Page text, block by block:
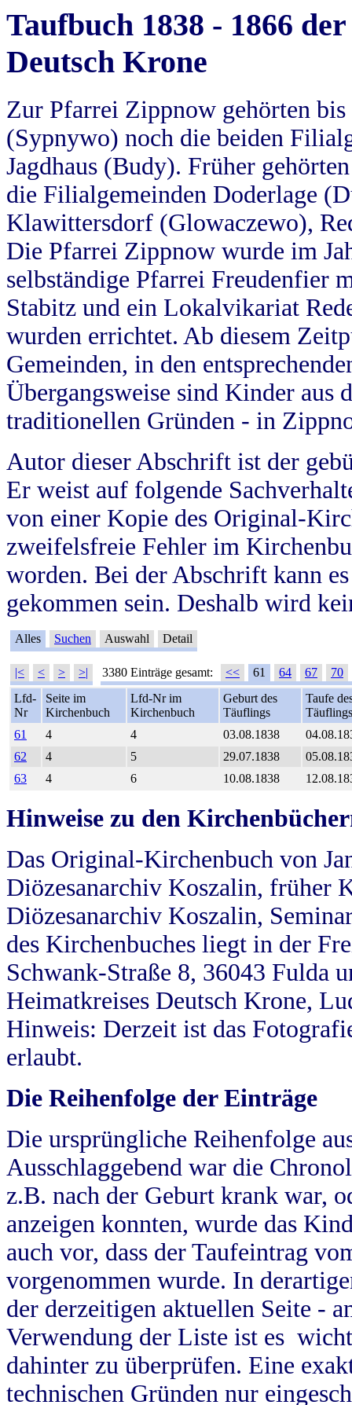
Taufbuch 1838 - 1866
Deutsch Krone
Zur Pfarrei Zippnow gehörten
(Sypnywo) noch die beiden
Jagdhaus (Budy). Früher
die Filialgemeinden Doderlage
Klawittersdorf (Glowaczewo),
Die Pfarrei Zippnow wurde im
selbständige Pfarrei Freudenfier
Stabitz und ein Lokalvikariat
wurden errichtet. Ab diesem
Gemeinden, in den
Übergangsweise sind Kinder aus
traditionellen Gründen - in
Autor dieser Abschrift ist der
Er weist auf folgende
von einer Kopie des Original-
zweifelsfreie Fehler im
worden. Bei der Abschrift kann
gekommen sein. Deshalb wird
Alles Suchen Auswahl Detail
|< < > >| 3380 Einträge gesamt: << 61 64 67
70
Lfd-
Nr
Seite im
Kirchenbuch
Lfd-Nr im
Kirchenbuch
Geburt des
Täuflings
Taufe
Täuflings
61
4 4 03.08.1838
62
4 5 29.07.1838
63
4 6 10.08.1838
Hinweise zu den
Das Original-Kirchenbuch von
Diözesanarchiv Koszalin, früher
Diözesanarchiv Koszalin,
des Kirchenbuches liegt in der
Schwank-Straße 8, 36043 Fulda
Heimatkreises Deutsch Krone,
Hinweis: Derzeit ist das
erlaubt.
Die Reihenfolge der Einträge
Die ursprüngliche Reihenfolge
Ausschlaggebend war die
z.B. nach der Geburt krank war,
anzeigen konnten, wurde das
auch vor, dass der Taufeintrag
vorgenommen wurde. In
der derzeitigen aktuellen Seite -
Verwendung der Liste ist es
dahinter zu überprüfen. Eine
technischen Gründen nur